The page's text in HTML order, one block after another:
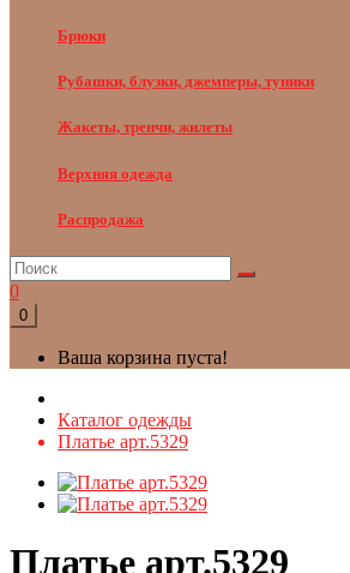
Брюки
Рубашки, блузки, джемперы, туники
Жакеты, тренчи, жилеты
Верхняя одежда
Распродажа
0
0
Ваша корзина пуста!
Каталог одежды
Платье арт.5329
Платье арт.5329